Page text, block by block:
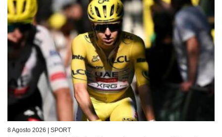
8 Agosto 2026 | SPORT